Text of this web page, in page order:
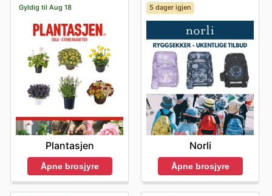
Gyldig til Aug 18
Plantasjen
Åpne brosjyre
5 dager igjen
Norli
Åpne brosjyre